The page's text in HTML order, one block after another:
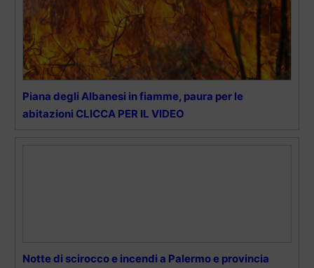
Piana degli Albanesi in fiamme, paura per le
abitazioni CLICCA PER IL VIDEO
Notte di scirocco e incendi a Palermo e provincia